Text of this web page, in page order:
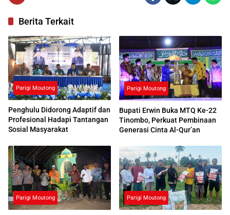
Berita Terkait
Parigi Moutong
Penghulu Didorong Adaptif dan
Profesional Hadapi Tantangan
Sosial Masyarakat
Parigi Moutong
Bupati Erwin Buka MTQ Ke-22
Tinombo, Perkuat Pembinaan
Generasi Cinta Al-Qur’an
Parigi Moutong Parigi Moutong